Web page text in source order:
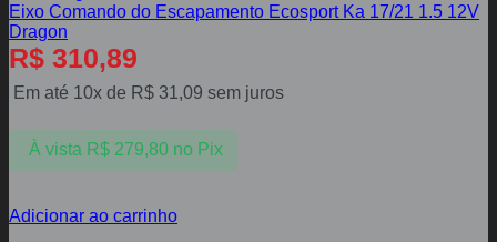
Eixo Comando do Escapamento Ecosport Ka 17/21 1.5 12V
Dragon
R$ 310,89
Em até 10x de R$ 31,09 sem juros
À vista R$279,80 no Pix
Adicionar ao carrinho